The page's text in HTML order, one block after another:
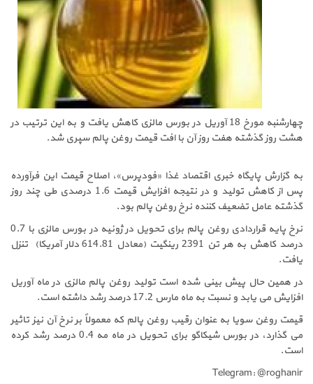
چهارشنبه مورخ 18 آوریل در بورس مالزی کاهش یافت و به این ترتیب در
هشت روز گذشته هفت روز آن با افت قیمت روغن پالم سپری شد.
به گزارش پایگاه خبری اقتصاد غذا «فودپرس»، اصلاح قیمت این فرآورده
پس از کاهش تولید و در نتیجه افزایش قیمت 1.6 درصدی طی چند روز
گذشته عامل تضعیف کننده نرخ روغن پالم بود.
نرخ پایه قراردادی روغن پالم برای تحویل در ژوئیه در بورس مالزی با 0.7
درصد کاهش به هر تن 2391 رینگیت (معادل 614.81 دلار آمریکا) تنزل
یافت.
در همین حال پیش بینی شده است تولید روغن پالم مالزی در ماه آوریل
افزایش می یابد و نسبت به ماه مارس 17.2 درصد رشد داشته است.
قیمت روغن سویا به عنوان رقیب روغن پالم که معمولاً بر نرخ آن نیز تاثیر
می گذارد، در بورس شیکاگو برای تحویل در ماه مه 0.4 درصد رشد کرده
است.
Telegram: @roghanir